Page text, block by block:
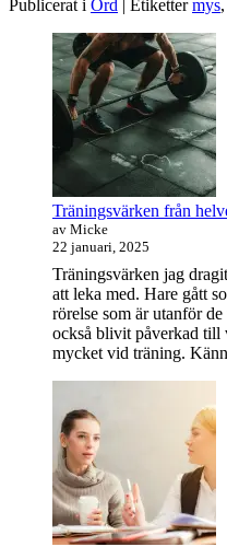
Publicerat i Ord Etiketter mys,
Primära
sidofältet
Widget
område
Träningsvärken från
av Micke
22 januari, 2025
Träningsvärken jag
att leka med. Hare gått
rörelse som är utanför
också blivit påverkad till
mycket vid träning.